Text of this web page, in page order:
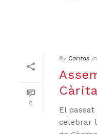
0
By Caritas In
El passat
celebrar